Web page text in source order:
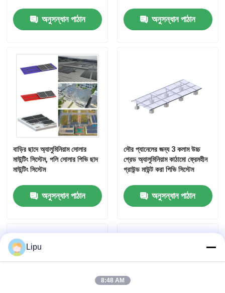
অনুসন্ধান পাঠান অনুসন্ধান পাঠান
বাড়ির ছাদে অ্যালুমিনিয়াম সোলার
মাউন্টিং সিস্টেম, পলি সোলার পিভি ছাদ
মাউন্টিং সিস্টেম
অনুসন্ধান পাঠান
সৌর প্যানেলের জন্য 3 কলাম উচ্চ
গ্রেড অ্যালুমিনিয়াম কাঠামো ফ্রেমহীন
গ্রাউন্ড মাউন্ট করা পিভি সিস্টেম
অনুসন্ধান পাঠান
Lipu
8:48 AM